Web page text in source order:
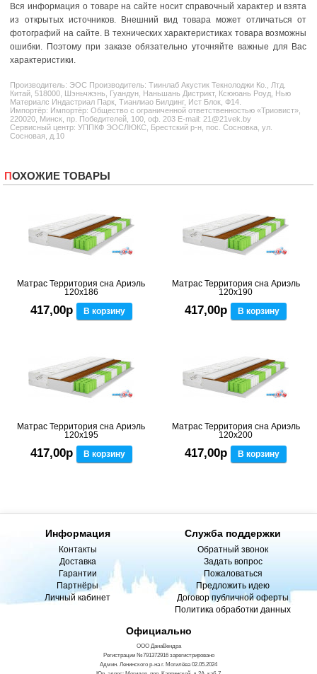
Вся информация о товаре на сайте носит справочный характер и взята
из открытых источников. Внешний вид товара может отличаться от
фотографий на сайте. В технических характеристиках товара возможны
ошибки. Поэтому при заказе обязательно уточняйте важные для Вас
характеристики.
Производитель: ЭОС Производитель: Тиинлаб Акустик Текнолоджи Ко., Лтд.
Китай, 518000, Шэньчжэнь, Гуандун, Наньшань Дистрикт, Ксююань Роуд, Нью
Материалс Индастриал Парк, Тианлиао Билдинг, Ист Блок, Ф14.
Импортёр: Импортёр: Общество с ограниченной ответственностью «Триовист»,
220020, Минск, пр. Победителей, 100, оф. 203 E-mail: 21@21vek.by
Сервисный центр: УППКФ ЭОСЛЮКС, Брестский р-н, пос. Сосновка, ул.
Сосновая, д.10
ПОХОЖИЕ ТОВАРЫ
Матрас Территория сна Ариэль
120x186
417,00р В корзину
Матрас Территория сна Ариэль
120x190
417,00р В корзину
Матрас Территория сна Ариэль
120x195
417,00р В корзину
Матрас Территория сна Ариэль
120x200
417,00р В корзину
Информация
Контакты
Доставка
Гарантии
Партнёры
Личный кабинет
Служба поддержки
Обратный звонок
Задать вопрос
Пожаловаться
Предложить идею
Договор публичной оферты
Политика обработки данных
Официально
ООО ДанаВендра
Регистрации №791372916 зарегистрировано
Админ. Ленинского р-на г. Могилёва 02.05.2024